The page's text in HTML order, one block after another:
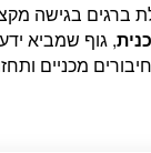
ברגים בגישה
, גוף שמביא
מכניים